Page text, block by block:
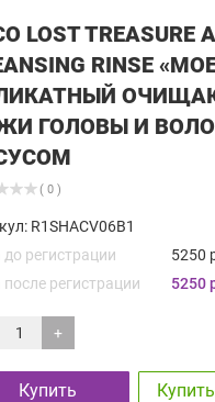
LOST TREASURE
RINSE
ГОЛОВЫ И
( 0 )
R1SHACV06B1
регистрации
5250
регистрации
5250
+
Купить